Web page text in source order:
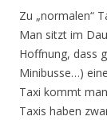
Zu „normalen“
Man sitzt im
Hoffnung, dass
Minibusse…)
Taxi kommt
Taxis haben